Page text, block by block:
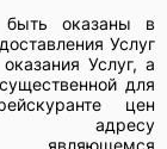
быть оказаны в
Услуг
Услуг, а
для
цен
адресу
являющемся